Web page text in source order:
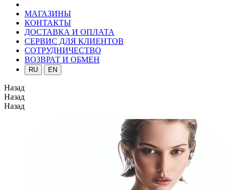
МАГАЗИНЫ
КОНТАКТЫ
ДОСТАВКА И ОПЛАТА
СЕРВИС ДЛЯ КЛИЕНТОВ
СОТРУДНИЧЕСТВО
ВОЗВРАТ И ОБМЕН
RU EN
Назад
Назад
Назад